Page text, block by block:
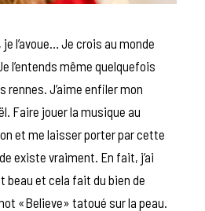
l’avoue… Je crois au monde
l’entends même quelquefois
rennes. J’aime enfiler mon
Faire jouer la musique au
et me laisser porter par cette
existe vraiment. En fait, j’ai
beau et cela fait du bien de
«Believe» tatoué sur la peau.